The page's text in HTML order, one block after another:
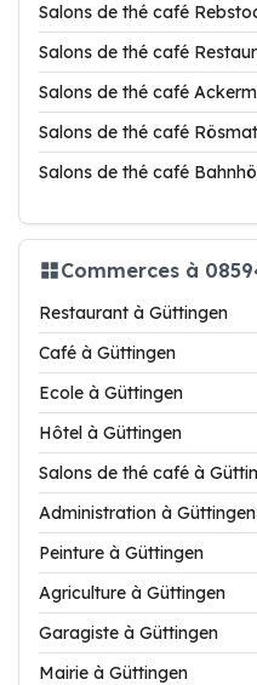
Salons de thé café
Salons de thé café
Salons de thé café
Salons de thé café
Salons de thé café
Commerces à
Restaurant à Güttingen
Café à Güttingen
Ecole à Güttingen
Hôtel à Güttingen
Salons de thé café à
Administration à Güttingen
Peinture à Güttingen
Agriculture à Güttingen
Garagiste à Güttingen
Mairie à Güttingen